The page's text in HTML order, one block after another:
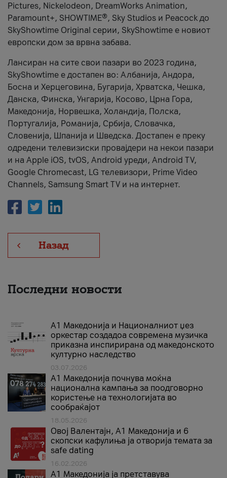
Pictures, Nickelodeon, DreamWorks Animation,
Paramount+, SHOWTIME®, Sky Studios и Peacock до
SkyShowtime Original серии, SkyShowtime е новиот
европски дом за врвна забава.
Лансиран на сите свои пазари во 2023 година,
SkyShowtime е достапен во: Албанија, Андора,
Босна и Херцеговина, Бугарија, Хрватска, Чешка,
Данска, Финска, Унгарија, Косово, Црна Гора,
Македонија, Норвешка, Холандија, Полска,
Португалија, Романија, Србија, Словачка,
Словенија, Шпанија и Шведска. Достапен е преку
одредени телевизиски провајдери на некои пазари
и на Apple iOS, tvOS, Android уреди, Android TV,
Google Chromecast, LG телевизори, Prime Video
Channels, Samsung Smart TV и на интернет.
Назад
Последни новости
А1 Македонија и Националниот џез
оркестар создадоа современа музичка
приказна инспирирана од македонското
културно наследство
03.07.2026
A1 Македонија почнува моќна
национална кампања за поодговорно
користење на технологијата во
сообраќајот
18.05.2026
Овој Валентајн, A1 Македонија и 6
скопски кафулиња ја отворија темата за
safe dating
16.02.2026
А1 Македонија ја претставува